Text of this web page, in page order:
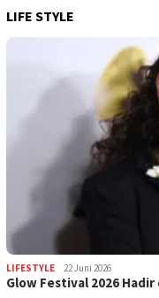
LIFE STYLE
LIFESTYLE 22 Juni 2026
Glow Festival 2026